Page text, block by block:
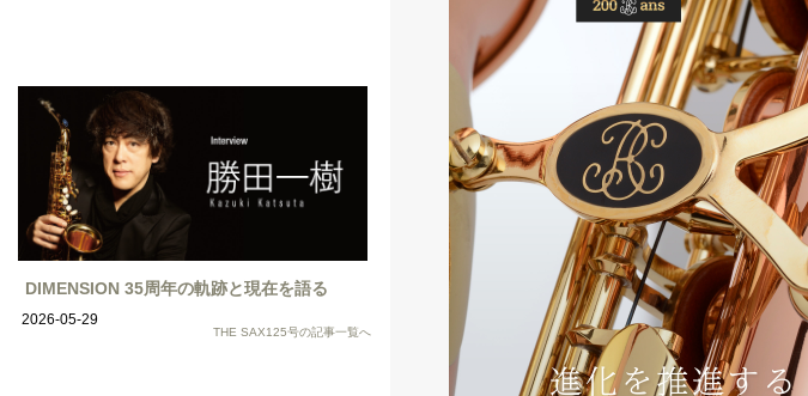
DIMENSION 35周年の軌跡と現在を語る
2026-05-29
THE SAX125号の記事一覧へ